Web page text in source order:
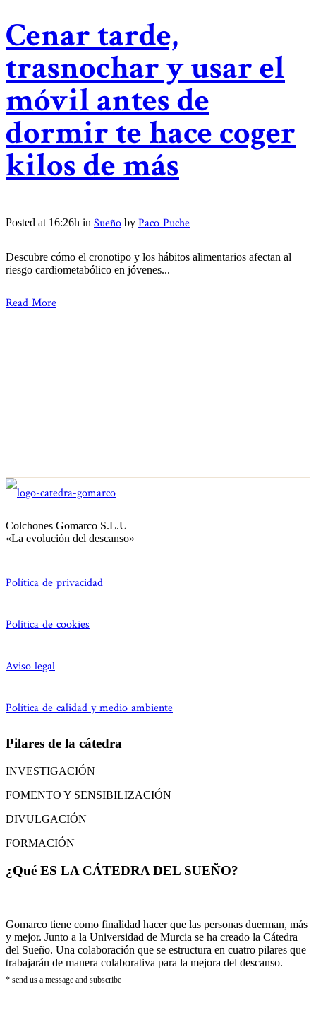
Cenar tarde,
trasnochar y usar el
móvil antes de
dormir te hace coger
kilos de más
Posted at 16:26h in Sueño by Paco Puche
Descubre cómo el cronotipo y los hábitos alimentarios afectan al
riesgo cardiometabólico en jóvenes...
Read More
Colchones Gomarco S.L.U
«La evolución del descanso»
Política de privacidad
Política de cookies
Aviso legal
Política de calidad y medio ambiente
Pilares de la cátedra
INVESTIGACIÓN
FOMENTO Y SENSIBILIZACIÓN
DIVULGACIÓN
FORMACIÓN
¿Qué ES LA CÁTEDRA DEL SUEÑO?
Gomarco tiene como finalidad hacer que las personas duerman, más
y mejor. Junto a la Universidad de Murcia se ha creado la Cátedra
del Sueño. Una colaboración que se estructura en cuatro pilares que
trabajarán de manera colaborativa para la mejora del descanso.
* send us a message and subscribe